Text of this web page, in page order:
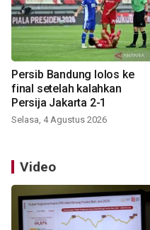
Persib Bandung lolos ke
final setelah kalahkan
Persija Jakarta 2-1
Selasa, 4 Agustus 2026
Video